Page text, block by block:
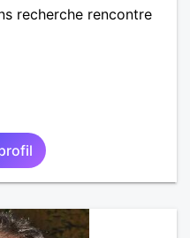
recherche rencontre